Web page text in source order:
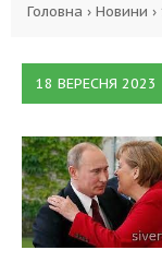
Головна › Новини ›
18 ВЕРЕСНЯ 2023